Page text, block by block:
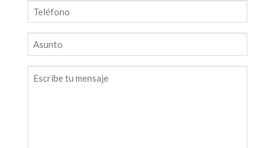
Teléfono
Asunto
Mensaje